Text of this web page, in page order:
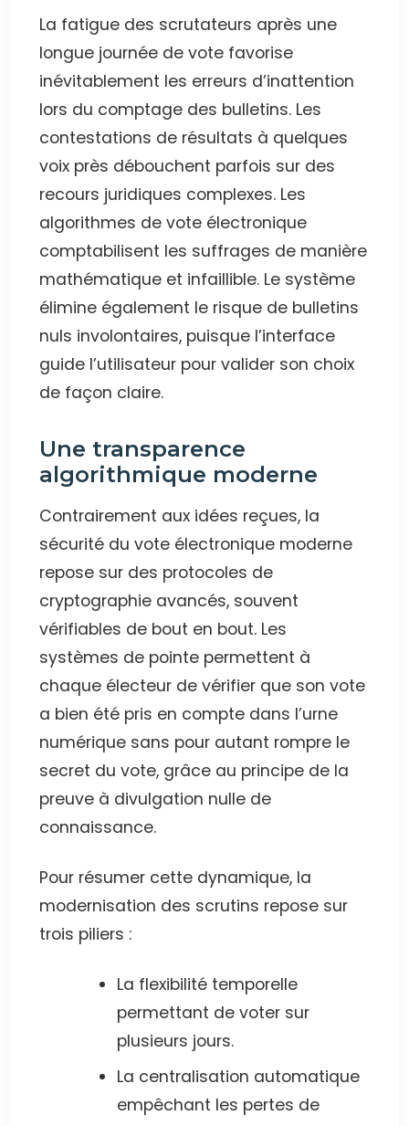
La fatigue des scrutateurs après une
longue journée de vote favorise
inévitablement les erreurs d’inattention
lors du comptage des bulletins. Les
contestations de résultats à quelques
voix près débouchent parfois sur des
recours juridiques complexes. Les
algorithmes de vote électronique
comptabilisent les suffrages de manière
mathématique et infaillible. Le système
élimine également le risque de bulletins
nuls involontaires, puisque l’interface
guide l’utilisateur pour valider son choix
de façon claire.
Une transparence
algorithmique moderne
Contrairement aux idées reçues, la
sécurité du vote électronique moderne
repose sur des protocoles de
cryptographie avancés, souvent
vérifiables de bout en bout. Les
systèmes de pointe permettent à
chaque électeur de vérifier que son vote
a bien été pris en compte dans l’urne
numérique sans pour autant rompre le
secret du vote, grâce au principe de la
preuve à divulgation nulle de
connaissance.
Pour résumer cette dynamique, la
modernisation des scrutins repose sur
trois piliers :
La flexibilité temporelle
permettant de voter sur
plusieurs jours.
La centralisation automatique
empêchant les pertes de